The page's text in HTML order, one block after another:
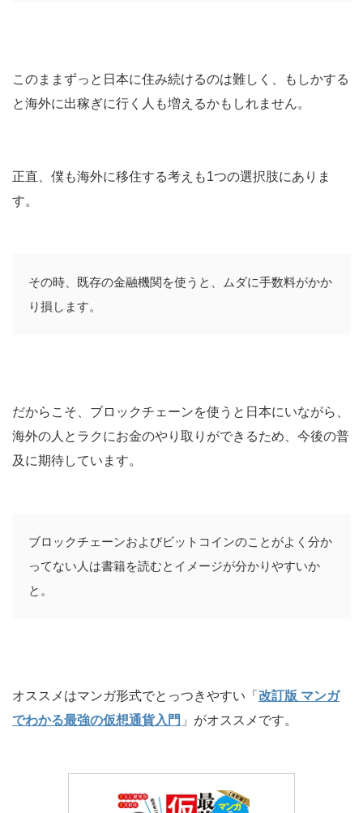
このままずっと日本に住み続けるのは難しく、もしかする
と海外に出稼ぎに行く人も増えるかもしれません。
正直、僕も海外に移住する考えも1つの選択肢にありま
す。
その時、既存の金融機関を使うと、ムダに手数料がかか
り損します。
だからこそ、ブロックチェーンを使うと日本にいながら、
海外の人とラクにお金のやり取りができるため、今後の普
及に期待しています。
ブロックチェーンおよびビットコインのことがよく分か
ってない人は書籍を読むとイメージが分かりやすいか
と。
オススメはマンガ形式でとっつきやすい「 改訂版 マンガ
でわかる最強の仮想通貨入門 」がオススメです。